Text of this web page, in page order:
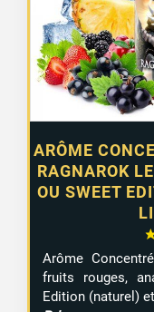
ARÔME
RAGNAROK
OU SWEET
Arôme
fruits rouges,
Edition (naturel)